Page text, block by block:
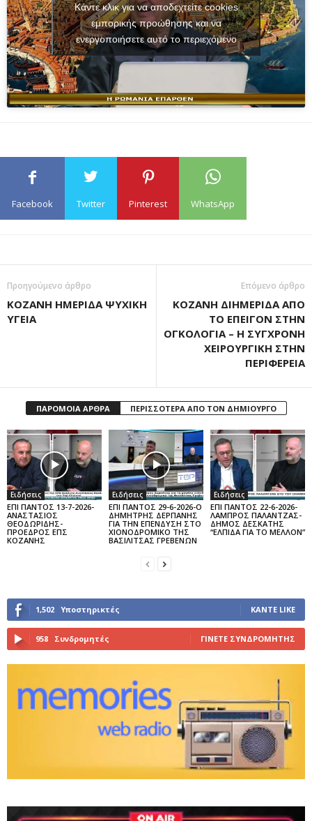
Κάντε κλικ για να αποδεχτείτε cookies
εμπορικής προώθησης και να
ενεργοποιήσετε αυτό το περιεχόμενο
Facebook Twitter Pinterest WhatsApp
Προηγούμενο άρθρο
ΚΟΖΑΝΗ ΗΜΕΡΙΔΑ ΨΥΧΙΚΗ
ΥΓΕΙΑ
Επόμενο άρθρο
ΚΟΖΑΝΗ ΔΙΗΜΕΡΙΔΑ ΑΠΟ
ΤΟ ΕΠΕΙΓΟΝ ΣΤΗΝ
ΟΓΚΟΛΟΓΙΑ – Η ΣΥΓΧΡΟΝΗ
ΧΕΙΡΟΥΡΓΙΚΗ ΣΤΗΝ
ΠΕΡΙΦΕΡΕΙΑ
ΠΑΡΟΜΟΙΑ ΑΡΘΡΑ ΠΕΡΙΣΣΟΤΕΡΑ ΑΠΟ ΤΟΝ ΔΗΜΙΟΥΡΓΟ
Ειδήσεις
ΕΠΙ ΠΑΝΤΟΣ 13-7-2026-
ΑΝΑΣΤΑΣΙΟΣ
ΘΕΟΔΩΡΙΔΗΣ-
ΠΡΟΕΔΡΟΣ ΕΠΣ
ΚΟΖΑΝΗΣ
Ειδήσεις
ΕΠΙ ΠΑΝΤΟΣ 29-6-2026-Ο
ΔΗΜΗΤΡΗΣ ΔΕΡΠΑΝΗΣ
ΓΙΑ ΤΗΝ ΕΠΕΝΔΥΣΗ ΣΤΟ
ΧΙΟΝΟΔΡΟΜΙΚΟ ΤΗΣ
ΒΑΣΙΛΙΤΣΑΣ ΓΡΕΒΕΝΩΝ
Ειδήσεις
ΕΠΙ ΠΑΝΤΟΣ 22-6-2026-
ΛΑΜΠΡΟΣ ΠΑΛΑΝΤΖΑΣ-
ΔΗΜΟΣ ΔΕΣΚΑΤΗΣ
“ΕΛΠΙΔΑ ΓΙΑ ΤΟ ΜΕΛΛΟΝ”
1,502 Υποστηρικτές ΚΆΝΤΕ LIKE
958 Συνδρομητές ΓΊΝΕΤΕ ΣΥΝΔΡΟΜΗΤΉΣ